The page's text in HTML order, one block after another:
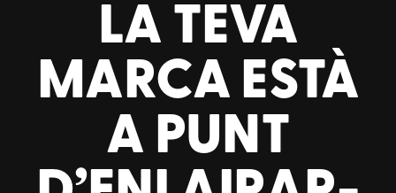
LA TEVA
MARCA ESTÀ
A PUNT